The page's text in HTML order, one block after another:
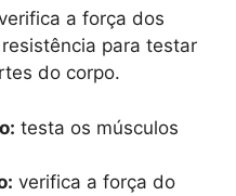
a força dos
para testar
do corpo.
testa os músculos
verifica a força do